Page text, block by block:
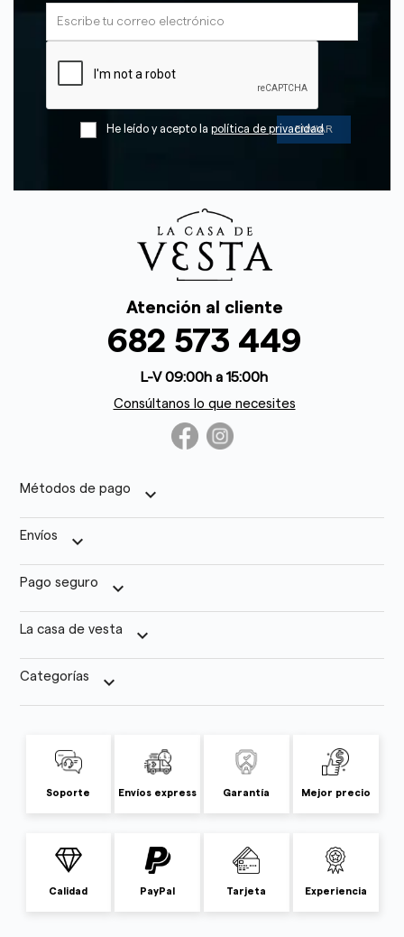
He leído y acepto la política de privacidad
Atención al cliente
682 573 449
L-V 09:00h a 15:00h
Consúltanos lo que necesites
Métodos de pago keyboard_arrow_down
Envíos keyboard_arrow_down
Pago seguro keyboard_arrow_down
La casa de vesta keyboard_arrow_down
Categorías keyboard_arrow_down
Soporte Envíos express Garantía Mejor precio
Calidad PayPal Tarjeta Experiencia